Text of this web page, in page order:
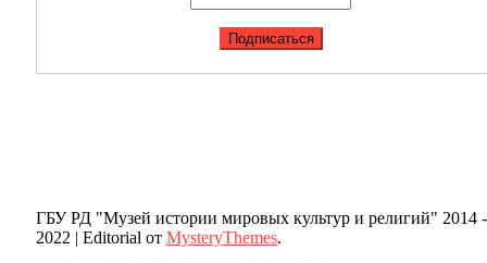
ГБУ РД "Музей истории мировых культур и религий" 2014 -
2022 | Editorial от MysteryThemes.